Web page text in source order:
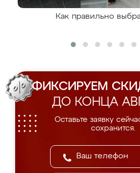
Как правильно
ФИКСИРУЕМ
ДО КОНЦА
Оставьте заявку
сохранится.